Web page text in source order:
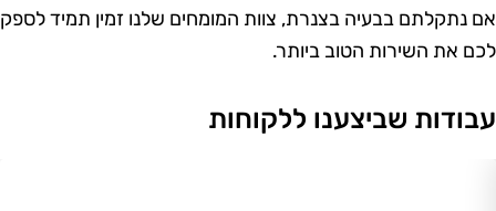
בבעיה בצנרת, צוות המומחים שלנו זמין תמיד לספק
את השירות הטוב ביותר.
שביצענו ללקוחות